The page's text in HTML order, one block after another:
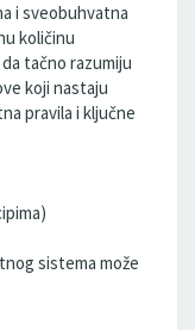
i sveobuhvatna
količinu
tačno razumiju
koji nastaju
pravila i ključne
sistema može